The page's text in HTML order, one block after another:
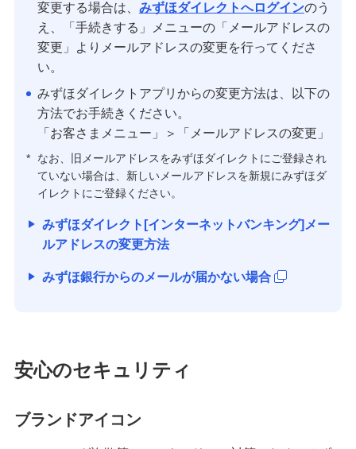
困ったときは・よくあるご質問
みずほ銀行について
変更する場合は、 みずほダイレクトへログインのう
え、「手続きする」メニューの「メールアドレスの
変更」よりメールアドレスの変更を行ってくださ
い。
みずほダイレクトアプリからの変更方法は、以下の
方法でお手続きください。
「お客さまメニュー」＞「メールアドレスの変更」
*
なお、旧メールアドレスをみずほダイレクトにご登録され
ていない場合は、新しいメールアドレスを新規にみずほダ
イレクトにご登録ください。
みずほダイレクト[インターネットバンキング]メー
ルアドレスの変更方法
みずほ銀行からのメールが届かない場合
安心のセキュリティ
ブランドアイコン